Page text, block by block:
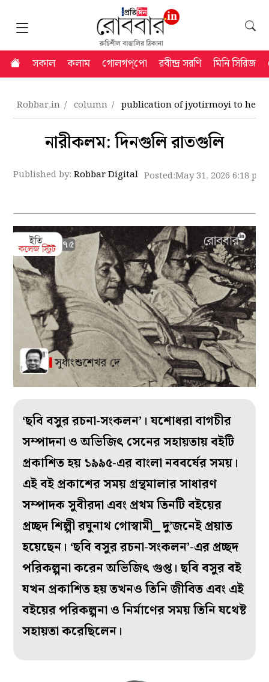
সকাল কলাম গোলগপ্‌পো রবীন্দ্র সরণি মিনি সিরিজ
Robbar.in column publication of jyotirmoyi to
নারীকলম: দিনগুলি রাতগুলি
Published by:Robbar Digital Posted:May 31, 2026 6:18 pm
‘ছবি বসুর রচনা-সংকলন’। যশোধরা বাগচীর
সম্পাদনা ও অভিজিৎ সেনের সহায়তায় বইটি
প্রকাশিত হয় ১৯৯৫-এর বাংলা নববর্ষের সময়।
এই বই প্রকাশের সময় গ্রন্থমালার সাধারণ
সম্পাদক সুবীরদা এবং প্রথম তিনটি বইয়ের
প্রচ্ছদ শিল্পী রঘুনাথ গোস্বামী⎯ দু’জনেই প্রয়াত
হয়েছেন। ‘ছবি বসুর রচনা-সংকলন’-এর প্রচ্ছদ
পরিকল্পনা করেন অভিজিৎ গুপ্ত। ছবি বসুর বই
যখন প্রকাশিত হয় তখনও তিনি জীবিত এবং এই
বইয়ের পরিকল্পনা ও নির্মাণের সময় তিনি যথেষ্ট
সহায়তা করেছিলেন।